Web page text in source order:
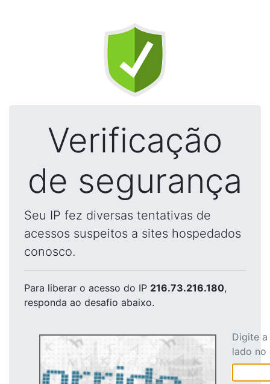
Verificação
de segurança
Seu IP fez diversas tentativas de
acessos suspeitos a sites hospedados
conosco.
Para liberar o acesso do IP 216.73.216.180,
responda ao desafio abaixo.
Digite
lado no